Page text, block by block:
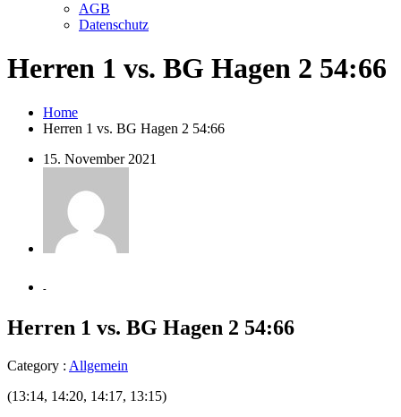
AGB
Datenschutz
Herren 1 vs. BG Hagen 2 54:66
Home
Herren 1 vs. BG Hagen 2 54:66
15. November 2021
-
Herren 1 vs. BG Hagen 2 54:66
Category : Allgemein
(13:14, 14:20, 14:17, 13:15)